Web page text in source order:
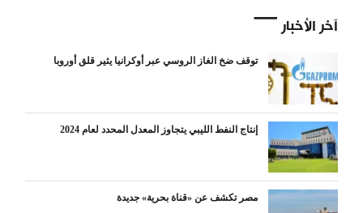
آخر الأخبار
توقف ضخ الغاز الروسي عبر أوكرانيا يثير قلق أوروبا
إنتاج النفط الليبي يتجاوز المعدل المحدد لعام 2024
مصر تكشف عن «قناة بحرية» جديدة